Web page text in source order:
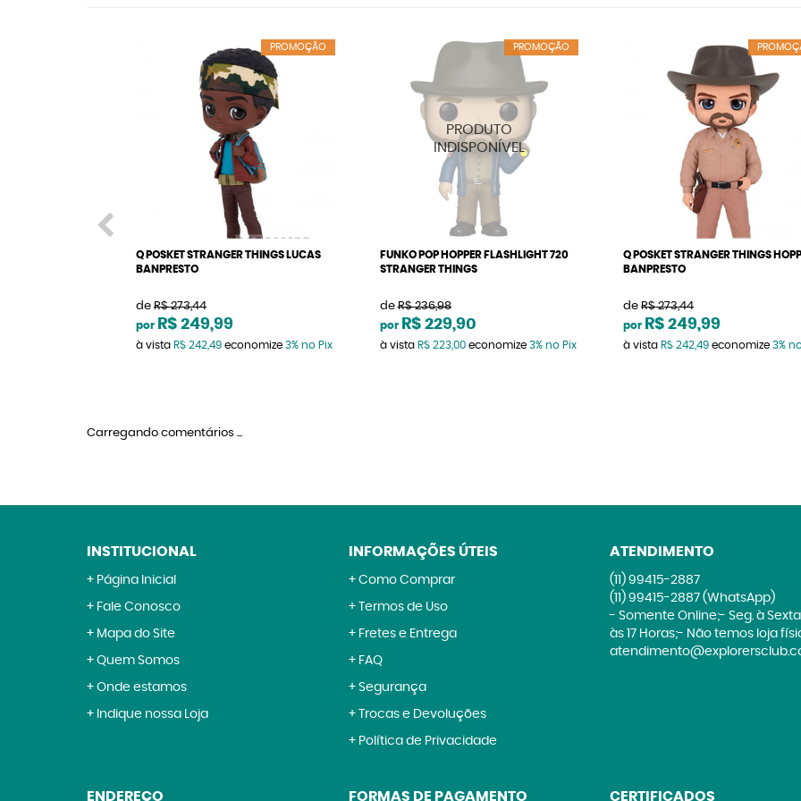
PROMOÇÃO
Q POSKET STRANGER THINGS LUCAS
BANPRESTO
de R$ 273,44
por R$ 249,99
à vista R$ 242,49 economize 3% no Pix
PROMOÇÃO
FUNKO POP HOPPER FLASHLIGHT 720
STRANGER THINGS
de R$ 236,98
por R$ 229,90
à vista R$ 223,00economize 3% no Pix
Q POSKET STRANGER THINGS
BANPRESTO
de R$ 273,44
por R$ 249,99
à vista R$ 242,49 economize 3%
Carregando comentários ...
INSTITUCIONAL
Página Inicial
Fale Conosco
Mapa do Site
Quem Somos
Onde estamos
Indique nossa Loja
INFORMAÇÕES ÚTEIS
Como Comprar
Termos de Uso
Fretes e Entrega
FAQ
Segurança
Trocas e Devoluções
Política de Privacidade
ATENDIMENTO
(11) 99415-2887
(11) 99415-2887 (WhatsApp)
- Somente Online;- Seg. à Sexta
às 17 Horas;- Não temos loja
ENDEREÇO FORMAS DE PAGAMENTO CERTIFICADOS